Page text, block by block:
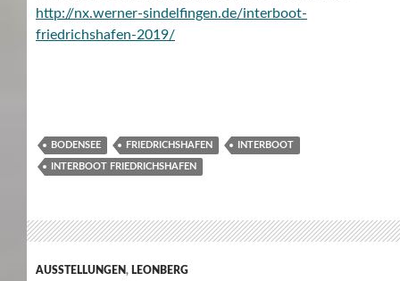
http://nx.werner-sindelfingen.de/interboot-
friedrichshafen-2019/
BODENSEE FRIEDRICHSHAFEN INTERBOOT
INTERBOOT FRIEDRICHSHAFEN
AUSSTELLUNGEN, LEONBERG